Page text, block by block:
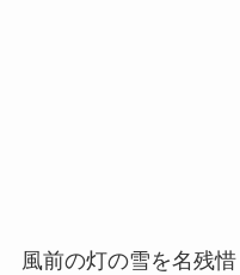
風前の灯の雪を名残